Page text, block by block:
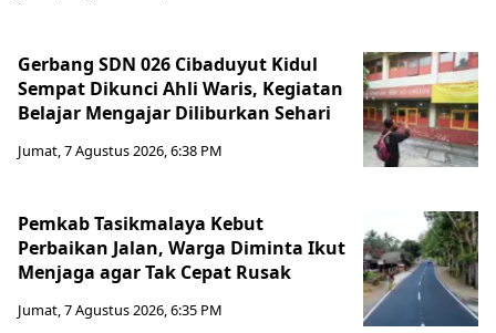
Gerbang SDN 026 Cibaduyut Kidul
Sempat Dikunci Ahli Waris, Kegiatan
Belajar Mengajar Diliburkan Sehari
Jumat, 7 Agustus 2026, 6:38 PM
Pemkab Tasikmalaya Kebut
Perbaikan Jalan, Warga Diminta Ikut
Menjaga agar Tak Cepat Rusak
Jumat, 7 Agustus 2026, 6:35 PM